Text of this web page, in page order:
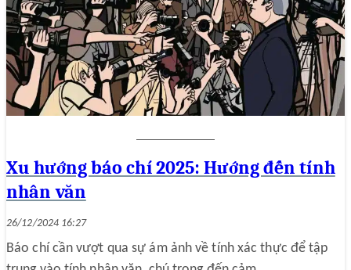
Xu hướng báo chí 2025: Hướng đến tính
nhân văn
26/12/2024 16:27
Báo chí cần vượt qua sự ám ảnh về tính xác thực để tập